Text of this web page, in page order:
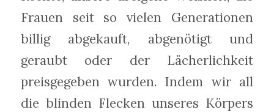
Frauen seit so vielen Generationen
billig abgekauft, abgenötigt und
geraubt oder der Lächerlichkeit
preisgegeben wurden. Indem wir all
die blinden Flecken unseres Körpers